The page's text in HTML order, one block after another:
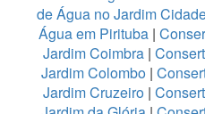
de Água no Jardim
Água em Pirituba|
Jardim Coimbra|
Jardim Colombo|
Jardim Cruzeiro|